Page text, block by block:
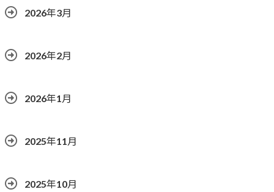
2026年3月
2026年2月
2026年1月
2025年11月
2025年10月